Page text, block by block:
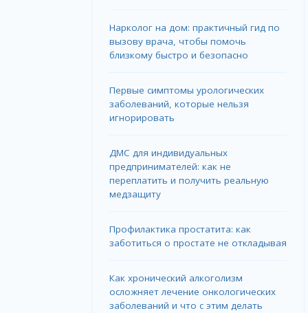
Нарколог на дом: практичный гид по
вызову врача, чтобы помочь
близкому быстро и безопасно
Первые симптомы урологических
заболеваний, которые нельзя
игнорировать
ДМС для индивидуальных
предпринимателей: как не
переплатить и получить реальную
медзащиту
Профилактика простатита: как
заботиться о простате не откладывая
Как хронический алкоголизм
осложняет лечение онкологических
заболеваний и что с этим делать